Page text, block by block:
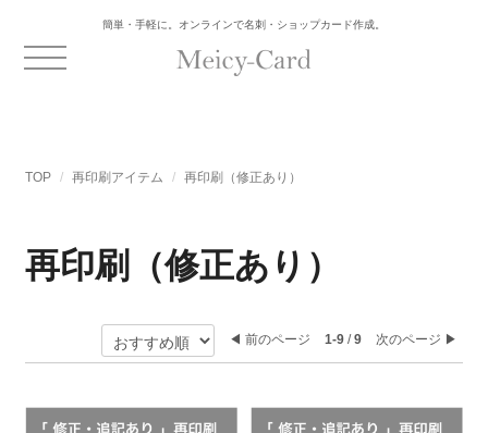
簡単・手軽に。オンラインで名刺・ショップカード作成。
TOP 再印刷アイテム 再印刷（修正あり）
再印刷（修正あり）
◀︎ 前のページ 1-9/9 次のページ ▶︎